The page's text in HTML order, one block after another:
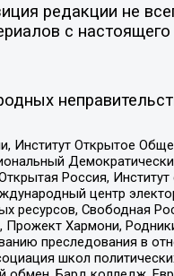
редакции не
с
Институт Открытое
Россия,
центр
Свободная
Хармони,
преследования в
школ